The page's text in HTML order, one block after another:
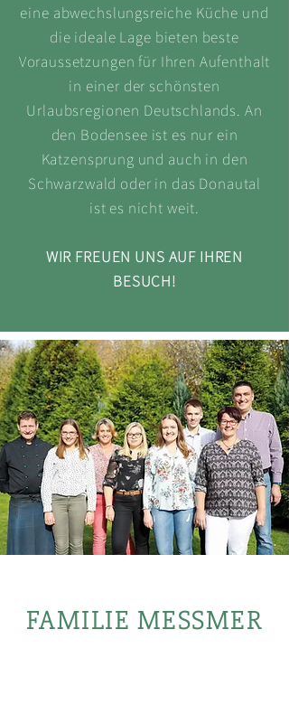
eine abwechslungsreiche Küche und
die ideale Lage bieten beste
Voraussetzungen für Ihren Aufenthalt
in einer der schönsten
Urlaubsregionen Deutschlands. An
den Bodensee ist es nur ein
Katzensprung und auch in den
Schwarzwald oder in das Donautal
ist es nicht weit.
WIR FREUEN UNS AUF IHREN
BESUCH!
FAMILIE MESSMER